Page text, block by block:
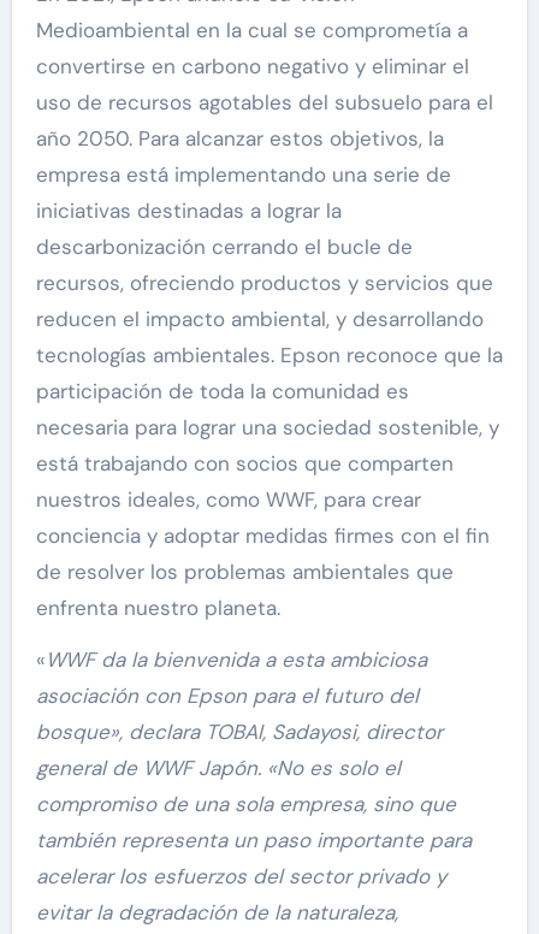
Medioambiental en la cual se comprometía a
convertirse en carbono negativo y eliminar el
uso de recursos agotables del subsuelo para el
año 2050. Para alcanzar estos objetivos, la
empresa está implementando una serie de
iniciativas destinadas a lograr la
descarbonización cerrando el bucle de
recursos, ofreciendo productos y servicios que
reducen el impacto ambiental, y desarrollando
tecnologías ambientales. Epson reconoce que la
participación de toda la comunidad es
necesaria para lograr una sociedad sostenible, y
está trabajando con socios que comparten
nuestros ideales, como WWF, para crear
conciencia y adoptar medidas firmes con el fin
de resolver los problemas ambientales que
enfrenta nuestro planeta.
«WWF da la bienvenida a esta ambiciosa
asociación con Epson para el futuro del
bosque», declara TOBAI, Sadayosi, director
general de WWF Japón. «No es solo el
compromiso de una sola empresa, sino que
también representa un paso importante para
acelerar los esfuerzos del sector privado y
evitar la degradación de la naturaleza,